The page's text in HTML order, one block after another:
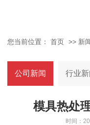
您当前位置： 首页 >> 新
公司新闻 行业新
模具热处
时间：